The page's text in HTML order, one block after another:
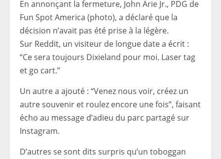
En annonçant la fermeture, John Arie Jr., PDG de
Fun Spot America (photo), a déclaré que la
décision n’avait pas été prise à la légère.
Sur Reddit, un visiteur de longue date a écrit :
“Ce sera toujours Dixieland pour moi. Laser tag
et go cart.”
Un autre a ajouté : “Venez nous voir, créez un
autre souvenir et roulez encore une fois”, faisant
écho au message d’adieu du parc partagé sur
Instagram.
D’autres se sont dits surpris qu’un toboggan